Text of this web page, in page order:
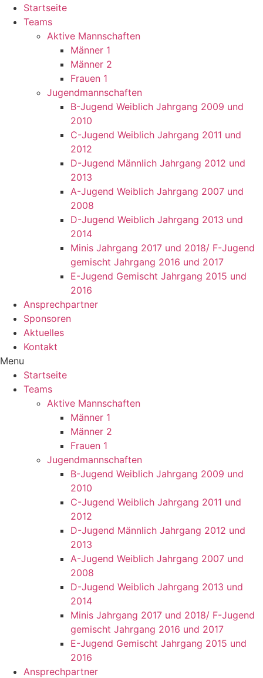
Startseite
Teams
Aktive Mannschaften
Männer 1
Männer 2
Frauen 1
Jugendmannschaften
B-Jugend Weiblich Jahrgang 2009 und
2010
C-Jugend Weiblich Jahrgang 2011 und
2012
D-Jugend Männlich Jahrgang 2012 und
2013
A-Jugend Weiblich Jahrgang 2007 und
2008
D-Jugend Weiblich Jahrgang 2013 und
2014
Minis Jahrgang 2017 und 2018/ F-Jugend
gemischt Jahrgang 2016 und 2017
E-Jugend Gemischt Jahrgang 2015 und
2016
Ansprechpartner
Sponsoren
Aktuelles
Kontakt
Menu
Startseite
Teams
Aktive Mannschaften
Männer 1
Männer 2
Frauen 1
Jugendmannschaften
B-Jugend Weiblich Jahrgang 2009 und
2010
C-Jugend Weiblich Jahrgang 2011 und
2012
D-Jugend Männlich Jahrgang 2012 und
2013
A-Jugend Weiblich Jahrgang 2007 und
2008
D-Jugend Weiblich Jahrgang 2013 und
2014
Minis Jahrgang 2017 und 2018/ F-Jugend
gemischt Jahrgang 2016 und 2017
E-Jugend Gemischt Jahrgang 2015 und
2016
Ansprechpartner